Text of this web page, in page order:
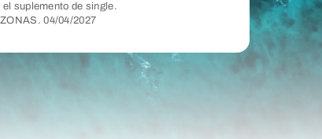
suplemento de single.
04/04/2027